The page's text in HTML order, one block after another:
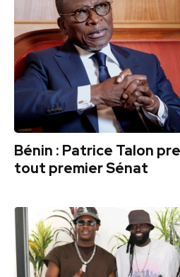
Bénin : Patrice Talon
tout premier Sénat